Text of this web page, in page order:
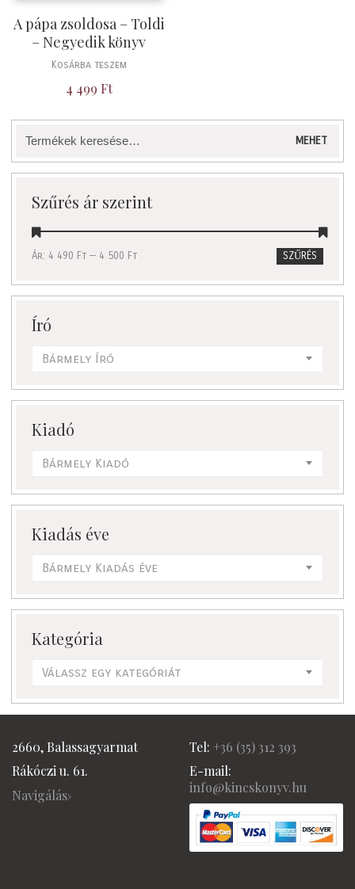
A pápa zsoldosa – Toldi
– Negyedik könyv
Kosárba teszem
4 499 Ft
következőre:
MEHET
Szűrés ár szerint
SZŰRÉS
Ár: 4 490 Ft — 4 500 Ft
Író
Bármely Író
Kiadó
Bármely Kiadó
Kiadás éve
Bármely Kiadás éve
Kategória
Válassz egy kategóriát
2660, Balassagyarmat
Rákóczi u. 61.
Navigálás›
Tel: +36 (35) 312 393
E-mail:
info@kincskonyv.hu